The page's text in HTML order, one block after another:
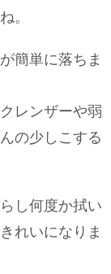
。
簡単に落ちま
レンザーや弱
の少しこする
し何度か拭い
れいになりま